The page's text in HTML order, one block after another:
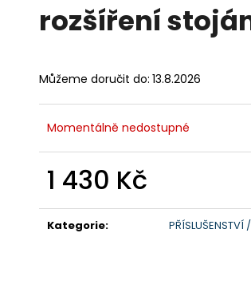
produktu
je
hvězdiček.
rozšíření
Můžeme doručit do: 13.8.2026
Momentálně nedostupné
1 430 Kč
cena:
Kategorie: PŘÍSLUŠENSTVÍ
HLEDAT
V-STROM 800DE
259 900 Kč